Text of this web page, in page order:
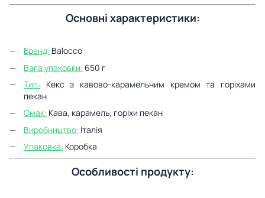
Основні характеристики:
Бренд: Balocco
Вага упаковки: 650 г
Тип: Кекс з кавово-карамельним кремом та горіхами
пекан
Смак: Кава, карамель, горіхи пекан
Виробництво: Італія
Упаковка: Коробка
Особливості продукту: